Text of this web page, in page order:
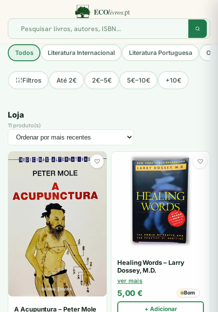
Todos Literatura Internacional Literatura Portuguesa
Filtros Até 2€ 2€–5€ 5€–10€ +10€
Loja
11 produto(s)
♡
A Acupuntura – Peter Mole
♡
Healing Words – Larry
Dossey, M.D.
ver mais
5,00 € Bom
+ Adicionar